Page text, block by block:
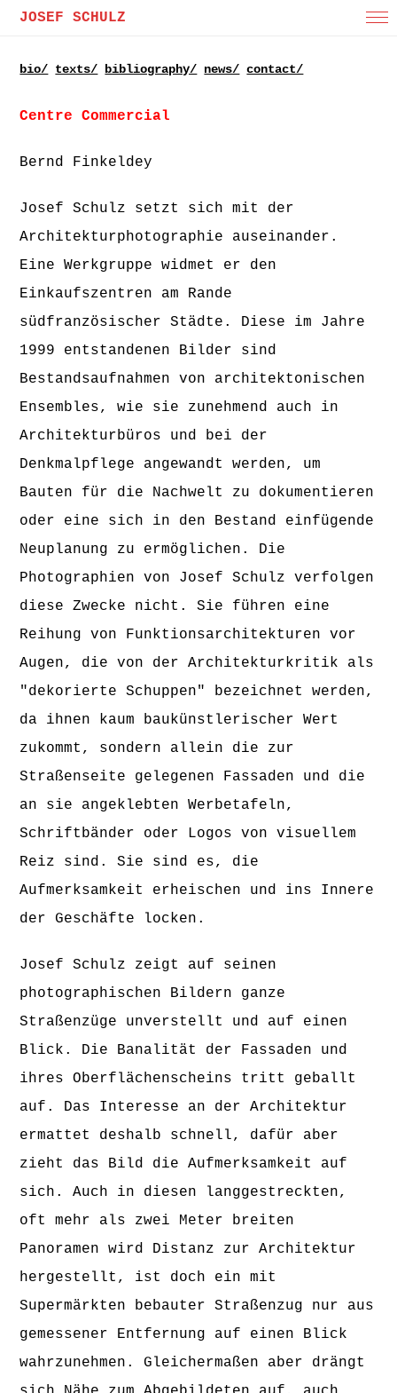
JOSEF SCHULZ
bio/ texts/ bibliography/ news/ contact/
Centre Commercial
Bernd Finkeldey
Josef Schulz setzt sich mit der
Architekturphotographie auseinander.
Eine Werkgruppe widmet er den
Einkaufszentren am Rande
südfranzösischer Städte. Diese im Jahre
1999 entstandenen Bilder sind
Bestandsaufnahmen von architektonischen
Ensembles, wie sie zunehmend auch in
Architekturbüros und bei der
Denkmalpflege angewandt werden, um
Bauten für die Nachwelt zu dokumentieren
oder eine sich in den Bestand einfügende
Neuplanung zu ermöglichen. Die
Photographien von Josef Schulz verfolgen
diese Zwecke nicht. Sie führen eine
Reihung von Funktionsarchitekturen vor
Augen, die von der Architekturkritik als
"dekorierte Schuppen" bezeichnet werden,
da ihnen kaum baukünstlerischer Wert
zukommt, sondern allein die zur
Straßenseite gelegenen Fassaden und die
an sie angeklebten Werbetafeln,
Schriftbänder oder Logos von visuellem
Reiz sind. Sie sind es, die
Aufmerksamkeit erheischen und ins Innere
der Geschäfte locken.
Josef Schulz zeigt auf seinen
photographischen Bildern ganze
Straßenzüge unverstellt und auf einen
Blick. Die Banalität der Fassaden und
ihres Oberflächenscheins tritt geballt
auf. Das Interesse an der Architektur
ermattet deshalb schnell, dafür aber
zieht das Bild die Aufmerksamkeit auf
sich. Auch in diesen langgestreckten,
oft mehr als zwei Meter breiten
Panoramen wird Distanz zur Architektur
hergestellt, ist doch ein mit
Supermärkten bebauter Straßenzug nur aus
gemessener Entfernung auf einen Blick
wahrzunehmen. Gleichermaßen aber drängt